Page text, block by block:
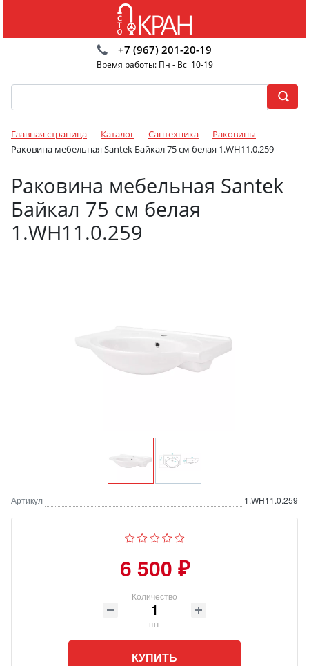
+7 (967) 201-20-19
Время работы: Пн - Вс 10-19
Главная страница Каталог Сантехника
Раковины
Раковина мебельная Santek Байкал 75 см белая 1.WH11.0.259
Раковина мебельная Santek
Байкал 75 см белая
1.WH11.0.259
Артикул 1.WH11.0.259
6 500 ₽
Количество
шт
КУПИТЬ